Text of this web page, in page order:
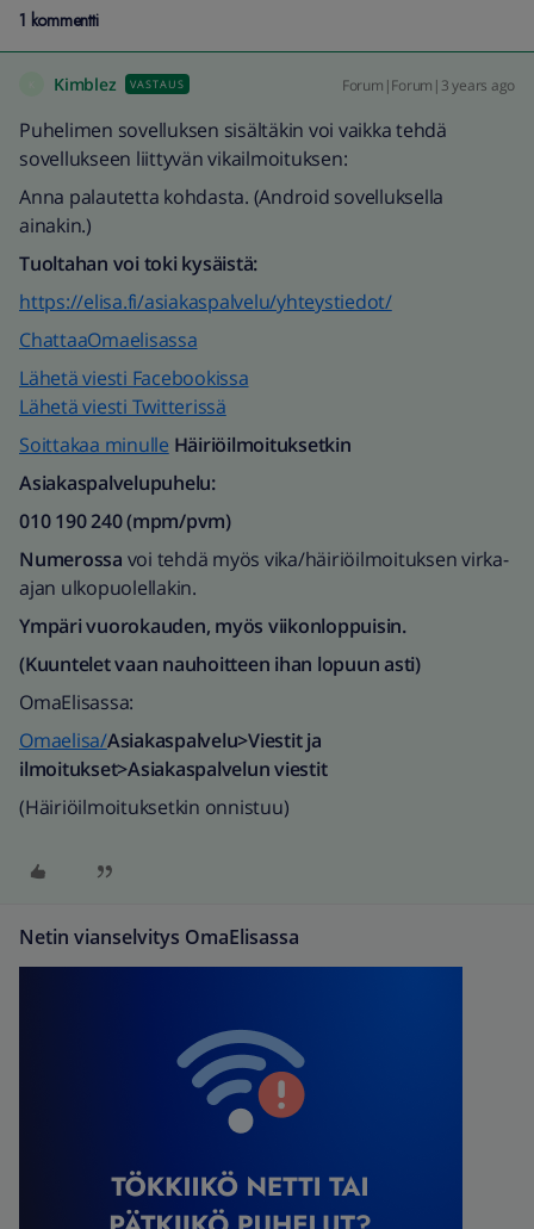
1 kommentti
Kimblez VASTAUS Forum|Forum|3 years ago
Puhelimen sovelluksen sisältäkin voi vaikka tehdä
sovellukseen liittyvän vikailmoituksen:
Anna palautetta kohdasta. (Android sovelluksella
ainakin.)
Tuoltahan voi toki kysäistä:
https://elisa.fi/asiakaspalvelu/yhteystiedot/
ChattaaOmaelisassa
Lähetä viesti Facebookissa
Lähetä viesti Twitterissä
Soittakaa minulle Häiriöilmoituksetkin
Asiakaspalvelupuhelu:
010 190 240 (mpm/pvm)​
Numerossa voi tehdä myös vika/häiriöilmoituksen virka-
ajan ulkopuolellakin.
Ympäri vuorokauden, myös viikonloppuisin.
(Kuuntelet vaan nauhoitteen ihan lopuun asti)
OmaElisassa:
Omaelisa/Asiakaspalvelu>Viestit ja
ilmoitukset>Asiakaspalvelun viestit
(Häiriöilmoituksetkin onnistuu)
Netin vianselvitys OmaElisassa